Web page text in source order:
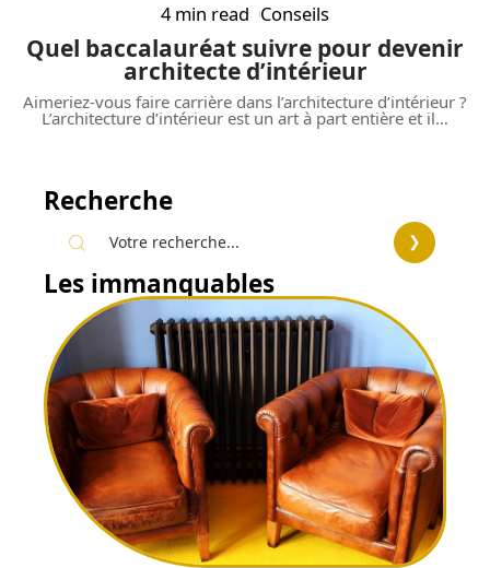
4 min read Conseils
Quel baccalauréat suivre pour devenir
architecte d’intérieur
Aimeriez-vous faire carrière dans l’architecture d’intérieur ?
L’architecture d’intérieur est un art à part entière et il…
Recherche
Les immanquables